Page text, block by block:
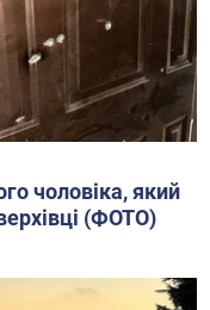
чоловіка, який
(ФОТО)